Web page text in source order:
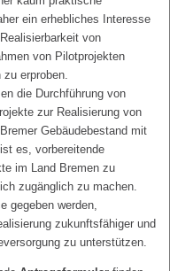
ein erhebliches Interesse
von
von Pilotprojekten
erproben.
die Durchführung von
zur Realisierung von
Gebäudebestand mit
es, vorbereitende
im Land Bremen zu
zugänglich zu machen.
gegeben werden,
zukunftsfähiger und
zu unterstützen.